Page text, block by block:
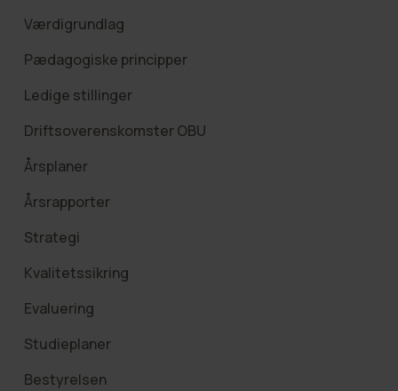
Værdigrundlag
Pædagogiske principper
Ledige stillinger
Driftsoverenskomster OBU
Årsplaner
Årsrapporter
Strategi
Kvalitetssikring
Evaluering
Studieplaner
Bestyrelsen